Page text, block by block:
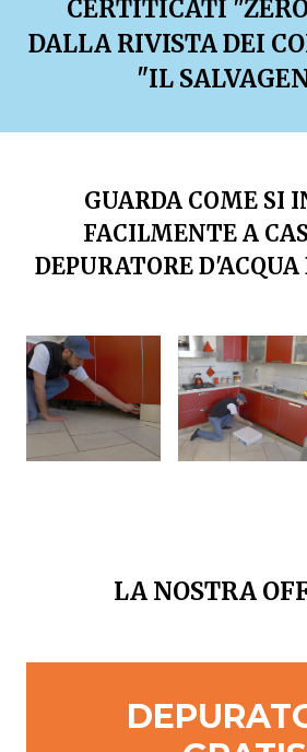
CERTITICATI
DALLA RIVISTA DEI
"IL
GUARDA COME SI
FACILMENTE A
DEPURATORE
LA NOSTRA